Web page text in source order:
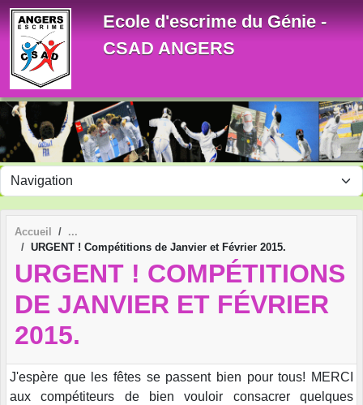
Ecole d'escrime du Génie -
CSAD ANGERS
Accueil
URGENT ! Compétitions de Janvier et Février 2015.
URGENT ! COMPÉTITIONS
DE JANVIER ET FÉVRIER
2015.
J'espère que les fêtes se passent bien pour tous! MERCI
aux compétiteurs de bien vouloir consacrer quelques
Panneau de gestion des cookies